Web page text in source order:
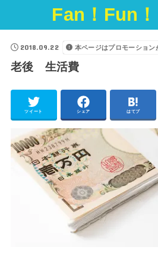
Fan！Fun
2018.09.22 本ページはプロモーション
老後 生活費
ツイート シェア はてブ